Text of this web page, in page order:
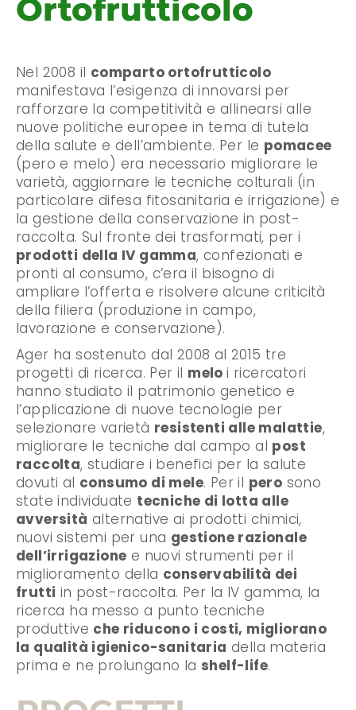
Ortofrutticolo
Nel 2008 il comparto ortofrutticolo
manifestava l’esigenza di innovarsi per
rafforzare la competitività e allinearsi alle
nuove politiche europee in tema di tutela
della salute e dell’ambiente. Per le pomacee
(pero e melo) era necessario migliorare le
varietà, aggiornare le tecniche colturali (in
particolare difesa fitosanitaria e irrigazione) e
la gestione della conservazione in post-
raccolta. Sul fronte dei trasformati, per i
prodotti della IV gamma, confezionati e
pronti al consumo, c’era il bisogno di
ampliare l’offerta e risolvere alcune criticità
della filiera (produzione in campo,
lavorazione e conservazione).
Ager ha sostenuto dal 2008 al 2015 tre
progetti di ricerca. Per il meloi ricercatori
hanno studiato il patrimonio genetico e
l’applicazione di nuove tecnologie per
selezionare varietà resistenti alle malattie,
migliorare le tecniche dal campo al post
raccolta, studiare i benefici per la salute
dovuti al consumo di mele. Per il pero sono
state individuate tecniche di lotta alle
avversità alternative ai prodotti chimici,
nuovi sistemi per una gestione razionale
dell’irrigazione e nuovi strumenti per il
miglioramento della conservabilità dei
frutti in post-raccolta. Per la IV gamma, la
ricerca ha messo a punto tecniche
produttive che riducono i costi, migliorano
la qualità igienico-sanitaria della materia
prima e ne prolungano la shelf-life.